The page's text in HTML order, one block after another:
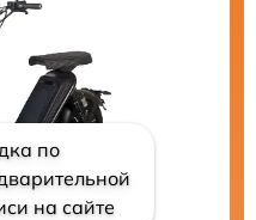
по
на сайте